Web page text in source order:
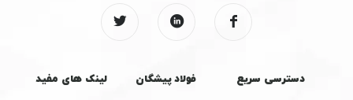
دسترسی سریع فولاد پیشگان لینک های مفید